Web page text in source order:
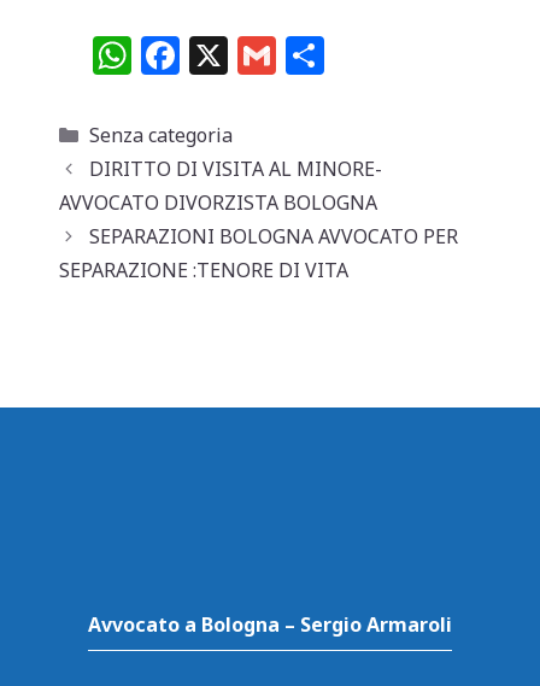
W
at
s
A
p
p
F
c
e
b
o
o
X G
l di
vi
di
Categorie
Senza categoria
DIRITTO DI VISITA AL MINORE-
AVVOCATO DIVORZISTA BOLOGNA
SEPARAZIONI BOLOGNA AVVOCATO PER
SEPARAZIONE :TENORE DI VITA
Avvocato a Bologna – Sergio Armaroli